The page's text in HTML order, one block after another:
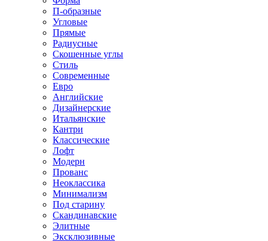
П-образные
Угловые
Прямые
Радиусные
Скошенные углы
Стиль
Современные
Евро
Английские
Дизайнерские
Итальянские
Кантри
Классические
Лофт
Модерн
Прованс
Неоклассика
Минимализм
Под старину
Скандинавские
Элитные
Эксклюзивные